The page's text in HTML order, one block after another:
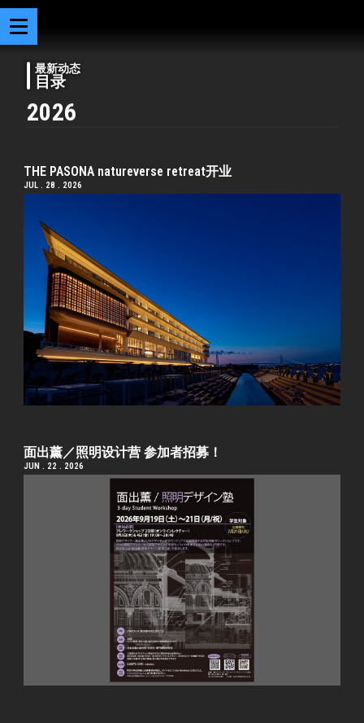
最新动态
目录
2026
THE PASONA natureverse retreat开业
JUL . 28 . 2026
面出薰／照明设计营 参加者招募！
JUN . 22 . 2026